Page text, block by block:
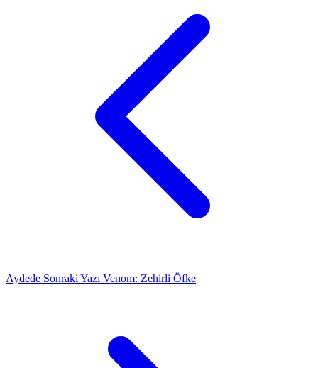
Aydede Sonraki Yazı Venom: Zehirli Öfke